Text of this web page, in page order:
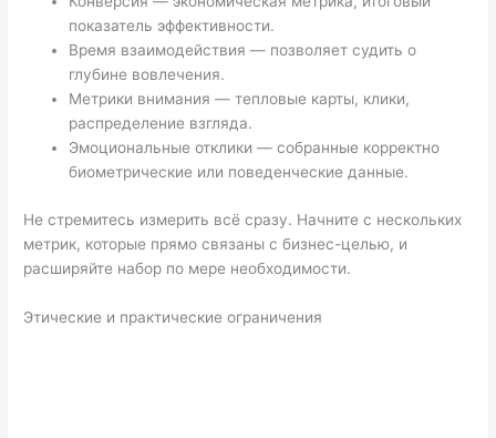
показатель эффективности.
Время взаимодействия — позволяет судить о
глубине вовлечения.
Метрики внимания — тепловые карты, клики,
распределение взгляда.
Эмоциональные отклики — собранные корректно
биометрические или поведенческие данные.
Не стремитесь измерить всё сразу. Начните с нескольких
метрик, которые прямо связаны с бизнес-целью, и
расширяйте набор по мере необходимости.
Этические и практические ограничения